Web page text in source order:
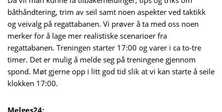
båthåndtering, trim av seil samt noen aspekter ved taktikk
og veivalg på regattabanen. Vi prøver å ta med oss noen
merker for å lage mer realistiske scenarioer fra
regattabanen. Treningen starter 17:00 og varer i ca to-tre
timer. Det er mulig å melde seg på treningene gjennom
spond. Møt gjerne opp i litt god tid slik at vi kan starte å seile
klokken 17:00.
Melges24: